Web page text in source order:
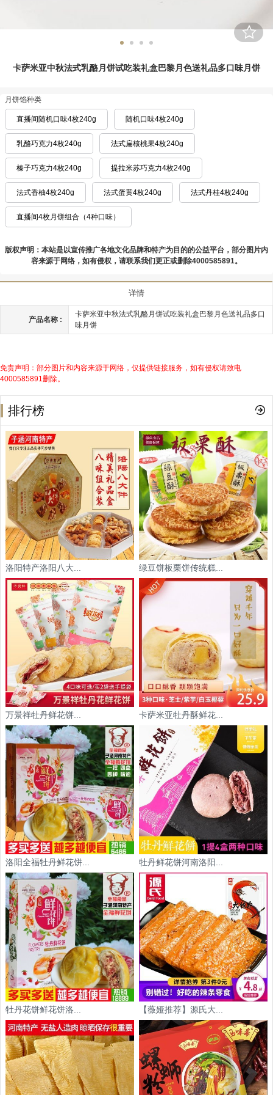
卡萨米亚中秋法式乳酪月饼试吃装礼盒巴黎月色送礼品多口味月饼
月饼馅种类
直播间随机口味4枚240g 随机口味4枚240g
乳酪巧克力4枚240g 法式扁核桃果4枚240g
榛子巧克力4枚240g 提拉米苏巧克力4枚240g
法式香柚4枚240g 法式蛋黄4枚240g 法式丹桂4枚240g
直播间4枚月饼组合（4种口味）
版权声明：本站是以宣传推广各地文化品牌和特产为目的的公益平台，部分图片内
容来源于网络，如有侵权，请联系我们更正或删除4000585891。
详情
产品名称 :
卡萨米亚中秋法式乳酪月饼试吃装礼盒巴黎月色送礼品多口
味月饼
免责声明：部分图片和内容来源于网络，仅提供链接服务，如有侵权请致电
4000585891删除。
排行榜
洛阳特产洛阳八大... 绿豆饼板栗饼传统糕...
万景祥牡丹鲜花饼... 卡萨米亚牡丹酥鲜花...
洛阳全福牡丹鲜花饼... 牡丹鲜花饼河南洛阳...
牡丹花饼鲜花饼洛... 【薇娅推荐】源氏大...